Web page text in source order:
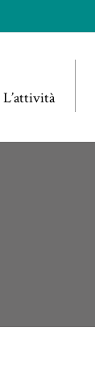
L’attività